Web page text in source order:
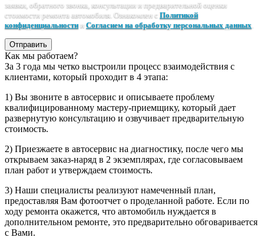
заявки, обратного звонка, консультации и предварительной оценки
стоимости ремонта автомобиля. Ознакомлен с Политикой
конфиденциальностии Согласием на обработку персональных данных
Отправить
Как мы работаем?
За 3 года мы четко выстроили процесс взаимодействия с
клиентами, который проходит в 4 этапа:
1) Вы звоните в автосервис и описываете проблему
квалифицированному мастеру-приемщику, который дает
развернутую консультацию и озвучивает предварительную
стоимость.
2) Приезжаете в автосервис на диагностику, после чего мы
открываем заказ-наряд в 2 экземплярах, где согласовываем
план работ и утверждаем стоимость.
3) Наши специалисты реализуют намеченный план,
предоставляя Вам фотоотчет о проделанной работе. Если по
ходу ремонта окажется, что автомобиль нуждается в
дополнительном ремонте, это предварительно обговаривается
с Вами.